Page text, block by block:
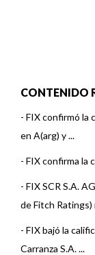
CONTENIDO
- FIX confirmó la
en A(arg) y ...
- FIX confirma la
- FIX SCR S.A.
de Fitch Ratings)
- FIX bajó la
Carranza S.A. ...